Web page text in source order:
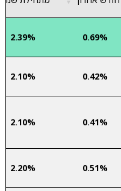
▼
0.69%
2.39%
0.42%
2.10%
0.41%
2.10%
0.51%
2.20%